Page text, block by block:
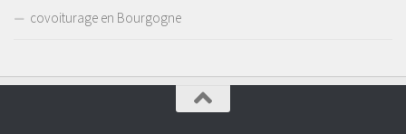
covoiturage en Bourgogne